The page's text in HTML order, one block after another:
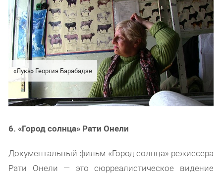
«Лука» Георгия Барабадзе
6. «Город солнца» Рати Онели
Документальный фильм «Город солнца» режиссера
Рати Онели — это сюрреалистическое видение